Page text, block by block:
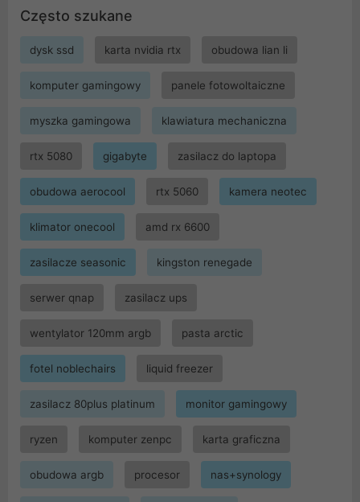
Często szukane
dysk ssd karta nvidia rtx obudowa lian li
komputer gamingowy panele fotowoltaiczne
myszka gamingowa klawiatura mechaniczna
rtx 5080 gigabyte zasilacz do laptopa
obudowa aerocool rtx 5060 kamera neotec
klimator onecool amd rx 6600
zasilacze seasonic kingston renegade
serwer qnap zasilacz ups
wentylator 120mm argb pasta arctic
fotel noblechairs liquid freezer
zasilacz 80plus platinum monitor gamingowy
ryzen komputer zenpc karta graficzna
obudowa argb procesor nas+synology